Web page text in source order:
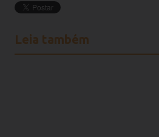
Leia também